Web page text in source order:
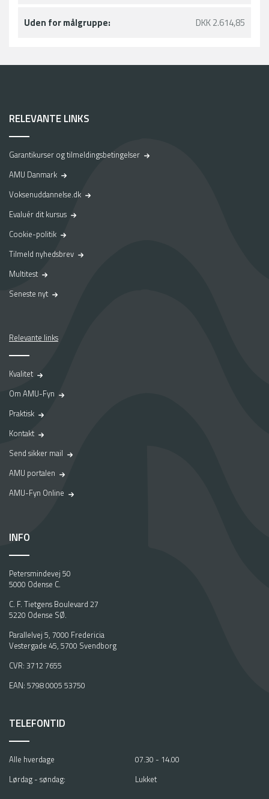
Uden for målgruppe: DKK 2.614,85
RELEVANTE LINKS
Garantikurser og tilmeldingsbetingelser
AMU Danmark
Voksenuddannelse.dk
Evaluér dit kursus
Cookie-politik
Tilmeld nyhedsbrev
Multitest
Seneste nyt
Relevante links
Kvalitet
Om AMU-Fyn
Praktisk
Kontakt
Send sikker mail
AMU portalen
AMU-Fyn Online
INFO
Petersmindevej 50
5000 Odense C.
C. F. Tietgens Boulevard 27
5220 Odense SØ.
Parallelvej 5, 7000 Fredericia
Vestergade 45, 5700 Svendborg
CVR: 3712 7655
EAN: 5798 0005 53750
TELEFONTID
Alle hverdage
07.30 - 14.00
Lørdag - søndag:
Lukket